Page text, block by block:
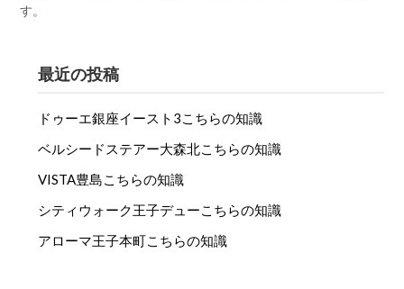
す。
最近の投稿
ドゥーエ銀座イースト3こちらの知識
ベルシードステアー大森北こちらの知識
VISTA豊島こちらの知識
シティウォーク王子デューこちらの知識
アローマ王子本町こちらの知識